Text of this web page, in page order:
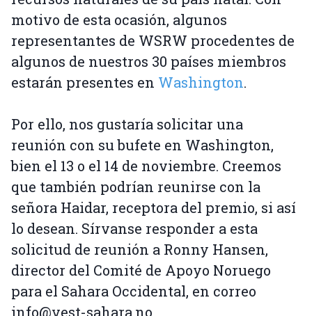
motivo de esta ocasión, algunos
representantes de WSRW procedentes de
algunos de nuestros 30 países miembros
estarán presentes en Washington.
Por ello, nos gustaría solicitar una
reunión con su bufete en Washington,
bien el 13 o el 14 de noviembre. Creemos
que también podrían reunirse con la
señora Haidar, receptora del premio, si así
lo desean. Sírvanse responder a esta
solicitud de reunión a Ronny Hansen,
director del Comité de Apoyo Noruego
para el Sahara Occidental, en correo
info@vest-sahara.no